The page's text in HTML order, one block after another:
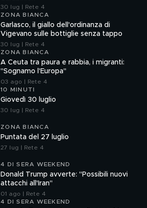
30 lug | Rete 4
ZONA BIANCA
Garlasco, il giallo dell'ordinanza di
Vigevano sulle bottiglie senza tappo
30 lug | Rete 4
ZONA BIANCA
A Ceuta tra paura e rabbia, i migranti:
"Sognamo l'Europa"
03 ago | Rete 4
10 MINUTI
Giovedì 30 luglio
30 lug | Rete 4
ZONA BIANCA
Puntata del 27 luglio
27 lug | Rete 4
4 DI SERA WEEKEND
Donald Trump avverte: "Possibili nuovi
attacchi all'Iran"
01 ago | Rete 4
4 DI SERA WEEKEND